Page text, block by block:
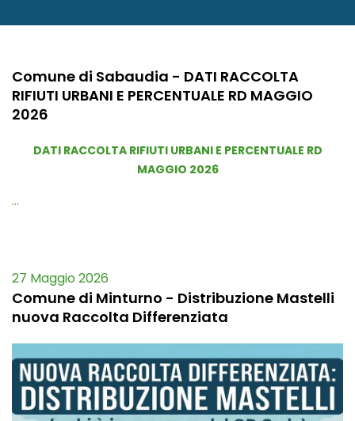
Comune di Sabaudia - DATI RACCOLTA
RIFIUTI URBANI E PERCENTUALE RD MAGGIO
2026
DATI RACCOLTA RIFIUTI URBANI E PERCENTUALE RD
MAGGIO 2026
...
27 Maggio 2026
Comune di Minturno - Distribuzione Mastelli
nuova Raccolta Differenziata